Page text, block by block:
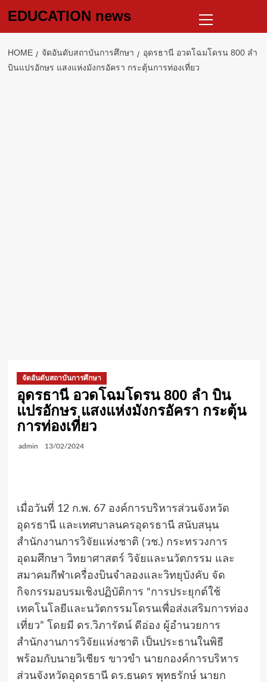
EDUCATION news
Menu
HOME จัดอันดับสถาบันการศึกษา
อุดรธานี อวดโฉมโดรน 800 ลำ
บินแปรอักษร แสงแห่งมังกรอัครา กระตุ้นการท่องเที่ยว
จัดอันดับสถาบันการศึกษา
อุดรธานี อวดโฉมโดรน 800 ลำ บิน
แปรอักษร แสงแห่งมังกรอัครา กระตุ้น
การท่องเที่ยว
admin 13/02/2024
เมื่อวันที่ 12 ก.พ. 67 องค์การบริหารส่วนจังหวัด
อุดรธานี และเทศบาลนครอุดรธานี สนับสนุน
สำนักงานการวิจัยแห่งชาติ (วช.) กระทรวงการ
อุดมศึกษา วิทยาศาสตร์ วิจัยและนวัตกรรม และ
สมาคมกีฬาเครื่องบินจำลองและวิทยุบังคับ จัด
กิจกรรมอบรมเชิงปฏิบัติการ “การประยุกต์ใช้
เทคโนโลยีและนวัตกรรมโดรนเพื่อส่งเสริมการท่อง
เที่ยว” โดยมี ดร.วิภารัตน์ ดีอ่อง ผู้อำนวยการ
สำนักงานการวิจัยแห่งชาติ เป็นประธานในพิธี
พร้อมกับนายวิเชียร ขาวขำ นายกองค์การบริหาร
ส่วนจังหวัดอุดรธานี ดร.ธนดร พุทธรักษ์ นายก